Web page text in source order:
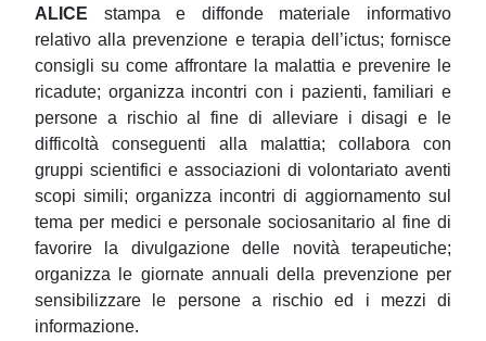
ALICE stampa e diffonde materiale informativo
relativo alla prevenzione e terapia dell’ictus; fornisce
consigli su come affrontare la malattia e prevenire le
ricadute; organizza incontri con i pazienti, familiari e
persone a rischio al fine di alleviare i disagi e le
difficoltà conseguenti alla malattia; collabora con
gruppi scientifici e associazioni di volontariato aventi
scopi simili; organizza incontri di aggiornamento sul
tema per medici e personale sociosanitario al fine di
favorire la divulgazione delle novità terapeutiche;
organizza le giornate annuali della prevenzione per
sensibilizzare le persone a rischio ed i mezzi di
informazione.